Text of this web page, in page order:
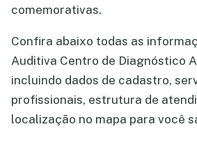
comemorativas.
Confira abaixo todas as
Auditiva Centro de Diagnóstico
incluindo dados de cadastro,
profissionais, estrutura de
localização no mapa para você